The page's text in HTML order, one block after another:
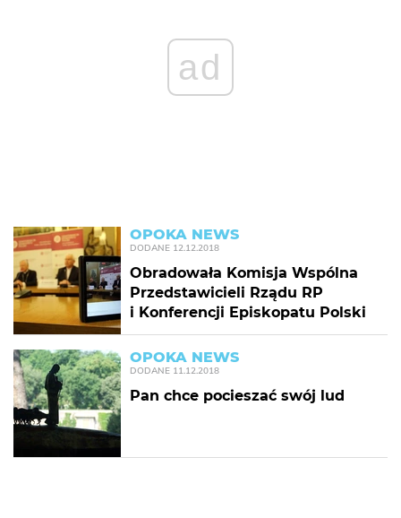
ad
OPOKA NEWS
DODANE 12.12.2018
Obradowała Komisja Wspólna
Przedstawicieli Rządu RP
i Konferencji Episkopatu Polski
OPOKA NEWS
DODANE 11.12.2018
Pan chce pocieszać swój lud